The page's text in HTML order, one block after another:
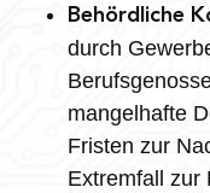
Behördliche
durch
mangelhafte
Fristen zur
Extremfall zur